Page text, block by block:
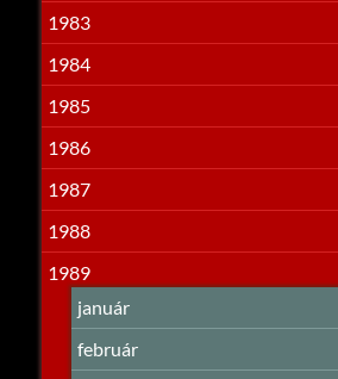
1983
1984
1985
1986
1987
1988
1989
január
február